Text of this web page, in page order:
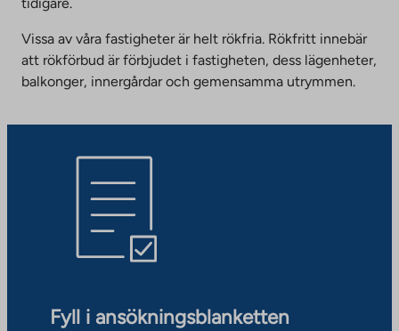
Vissa av våra fastigheter är helt rökfria. Rökfritt innebär
att rökförbud är förbjudet i fastigheten, dess lägenheter,
balkonger, innergårdar och gemensamma utrymmen.
Fyll i ansökningsblanketten